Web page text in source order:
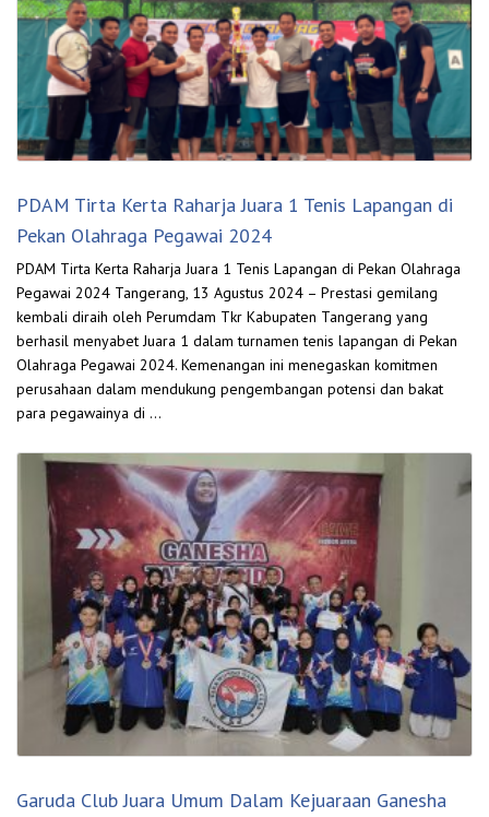
PDAM Tirta Kerta Raharja Juara 1 Tenis Lapangan di
Pekan Olahraga Pegawai 2024
PDAM Tirta Kerta Raharja Juara 1 Tenis Lapangan di Pekan Olahraga
Pegawai 2024 Tangerang, 13 Agustus 2024 – Prestasi gemilang
kembali diraih oleh Perumdam Tkr Kabupaten Tangerang yang
berhasil menyabet Juara 1 dalam turnamen tenis lapangan di Pekan
Olahraga Pegawai 2024. Kemenangan ini menegaskan komitmen
perusahaan dalam mendukung pengembangan potensi dan bakat
para pegawainya di …
Garuda Club Juara Umum Dalam Kejuaraan Ganesha